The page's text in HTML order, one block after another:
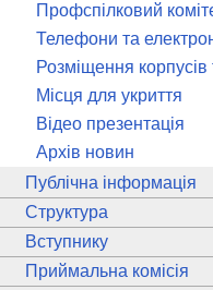
Профспілковий
Телефони та
Розміщення корпусів
Місця для укриття
Відео презентація
Архів новин
Публічна інформація
Структура
Вступнику
Приймальна комісія